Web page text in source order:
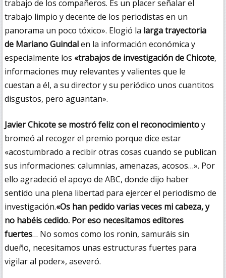
trabajo de los compañeros. Es un placer señalar el
trabajo limpio y decente de los periodistas en un
panorama un poco tóxico». Elogió la larga trayectoria
de Mariano Guindalen la información económica y
especialmente los «trabajos de investigación de Chicote,
informaciones muy relevantes y valientes que le
cuestan a él, a su director y su periódico unos cuantitos
disgustos, pero aguantan».
Javier Chicote se mostró feliz con el reconocimientoy
bromeó al recoger el premio porque dice estar
«acostumbrado a recibir otras cosas cuando se publican
sus informaciones: calumnias, amenazas, acosos…». Por
ello agradeció el apoyo de ABC, donde dijo haber
sentido una plena libertad para ejercer el periodismo de
investigación.«Os han pedido varias veces mi cabeza, y
no habéis cedido. Por eso necesitamos editores
fuertes… No somos como los ronin, samuráis sin
dueño, necesitamos unas estructuras fuertes para
vigilar al poder», aseveró.